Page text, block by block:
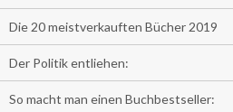
Die 20 meistverkauften Bücher 2019
Der Politik entliehen:
So macht man einen Buchbestseller: